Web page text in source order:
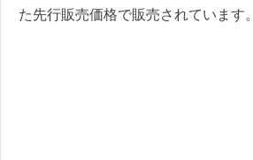
た先行販売価格で販売されています。